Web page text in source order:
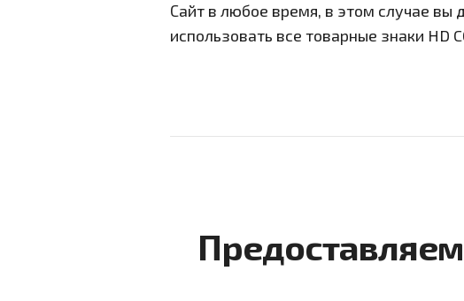
Сайт в любое время, в этом случае вы
использовать все товарные знаки HD